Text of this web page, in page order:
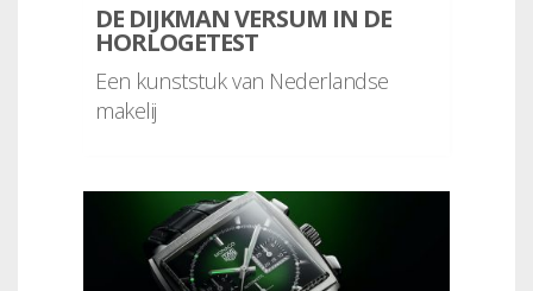
DE DIJKMAN VERSUM IN DE
HORLOGETEST
Een kunststuk van Nederlandse
makelij